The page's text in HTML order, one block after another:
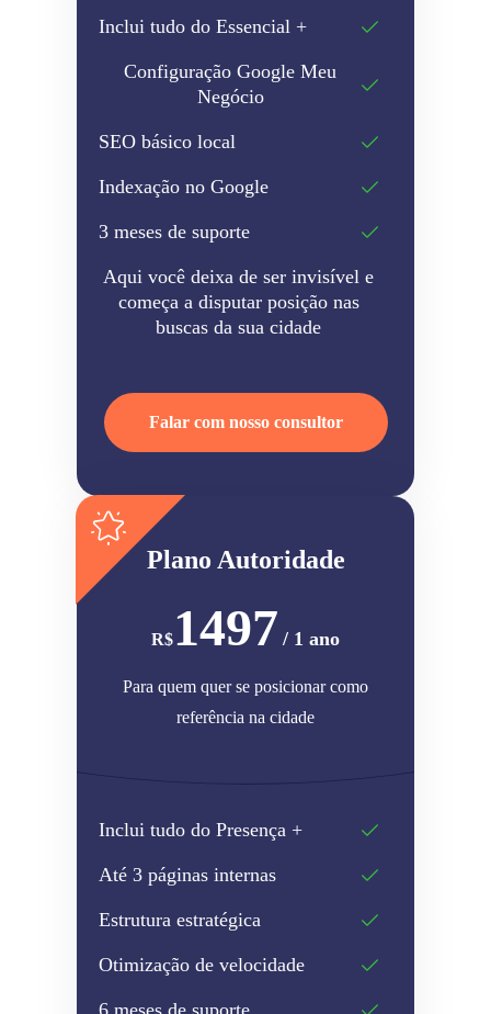
Inclui tudo do Essencial +
Configuração Google Meu
Negócio
SEO básico local
Indexação no Google
3 meses de suporte
Aqui você deixa de ser invisível e
começa a disputar posição nas
buscas da sua cidade
Falar com nosso consultor
Plano Autoridade
R$1497 / 1 ano
Para quem quer se posicionar como
referência na cidade
Inclui tudo do Presença +
Até 3 páginas internas
Estrutura estratégica
Otimização de velocidade
6 meses de suporte